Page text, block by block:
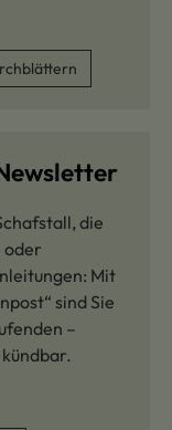
die
oder
Mit
sind Sie
–